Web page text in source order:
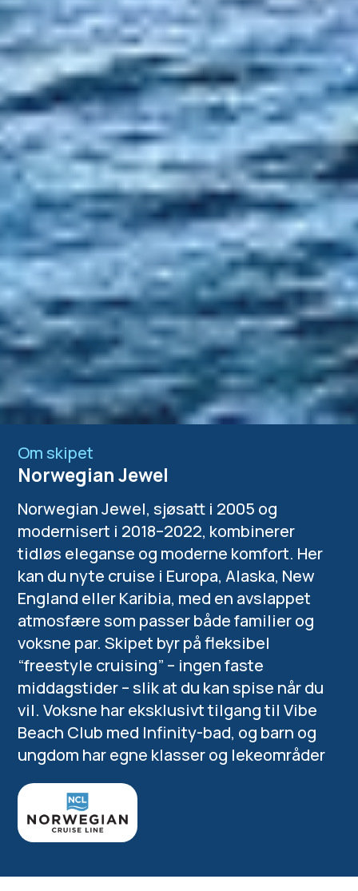
Om skipet
Norwegian Jewel
Norwegian Jewel, sjøsatt i 2005 og
modernisert i 2018–2022, kombinerer
tidløs eleganse og moderne komfort. Her
kan du nyte cruise i Europa, Alaska, New
England eller Karibia, med en avslappet
atmosfære som passer både familier og
voksne par. Skipet byr på fleksibel
“freestyle cruising” – ingen faste
middagstider – slik at du kan spise når du
vil. Voksne har eksklusivt tilgang til Vibe
Beach Club med Infinity-bad, og barn og
ungdom har egne klasser og lekeområder